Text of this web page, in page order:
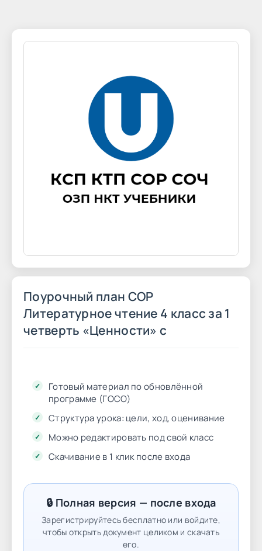
Поурочный план СОР
Литературное чтение 4 класс за 1
четверть «Ценности» с
Готовый материал по обновлённой
программе (ГОСО)
Структура урока: цели, ход, оценивание
Можно редактировать под свой класс
Скачивание в 1 клик после входа
🔒 Полная версия — после входа
Зарегистрируйтесь бесплатно или войдите,
чтобы открыть документ целиком и скачать
его.